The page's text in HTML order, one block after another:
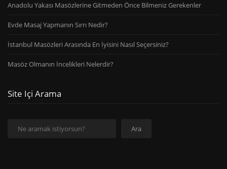
Anadolu Yakası Masözlerine Gitmeden Önce Bilmeniz Gerekenler
Evde Masaj Yapmanın Sırrı Nedir?
İstanbul Masözleri Arasında En İyisini Nasıl Seçersiniz?
Masöz Olmanın İncelikleri Nelerdir?
Site Içi Arama
Ara